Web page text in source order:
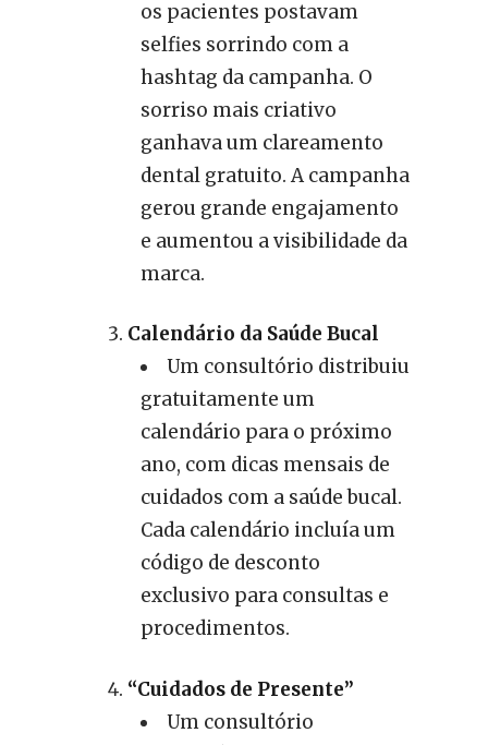
os pacientes postavam
selfies sorrindo com a
hashtag da campanha. O
sorriso mais criativo
ganhava um clareamento
dental gratuito. A campanha
gerou grande engajamento
e aumentou a visibilidade da
marca.
Calendário da Saúde Bucal
Um consultório distribuiu
gratuitamente um
calendário para o próximo
ano, com dicas mensais de
cuidados com a saúde bucal.
Cada calendário incluía um
código de desconto
exclusivo para consultas e
procedimentos.
“Cuidados de Presente”
Um consultório